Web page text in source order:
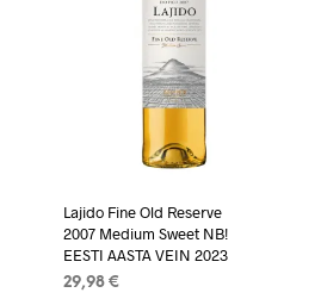
Lajido Fine Old Reserve
2007 Medium Sweet NB!
EESTI AASTA VEIN 2023
29,98 €